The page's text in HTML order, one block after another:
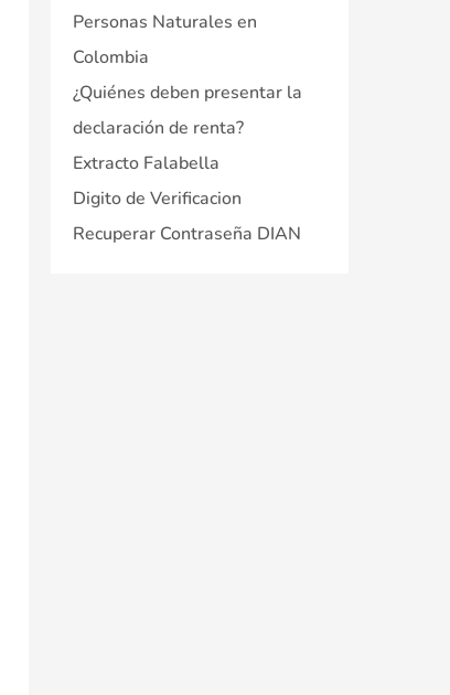
Personas Naturales en
Colombia
¿Quiénes deben presentar la
declaración de renta?
Extracto Falabella
Digito de Verificacion
Recuperar Contraseña DIAN